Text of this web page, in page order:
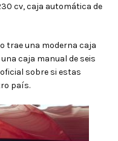
cv, caja automática de
trae una moderna caja
caja manual de seis
sobre si estas
país.